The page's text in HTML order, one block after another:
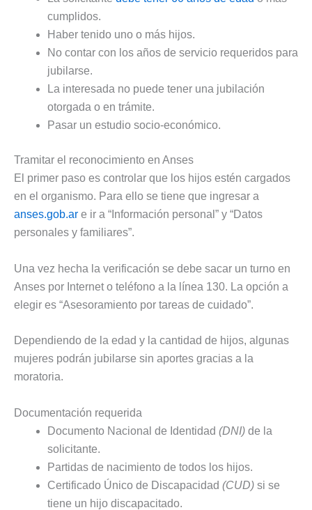
cumplidos.
Haber tenido uno o más hijos.
No contar con los años de servicio requeridos para
jubilarse.
La interesada no puede tener una jubilación
otorgada o en trámite.
Pasar un estudio socio-económico.
Tramitar el reconocimiento en Anses
El primer paso es controlar que los hijos estén cargados
en el organismo. Para ello se tiene que ingresar a
anses.gob.ar e ir a “Información personal” y “Datos
personales y familiares”.
Una vez hecha la verificación se debe sacar un turno en
Anses por Internet o teléfono a la línea 130. La opción a
elegir es “Asesoramiento por tareas de cuidado”.
Dependiendo de la edad y la cantidad de hijos, algunas
mujeres podrán jubilarse sin aportes gracias a la
moratoria.
Documentación requerida
Documento Nacional de Identidad (DNI) de la
solicitante.
Partidas de nacimiento de todos los hijos.
Certificado Único de Discapacidad (CUD) si se
tiene un hijo discapacitado.